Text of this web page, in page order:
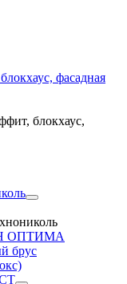
фасадная
блокхаус,
ОПТИМА
брус